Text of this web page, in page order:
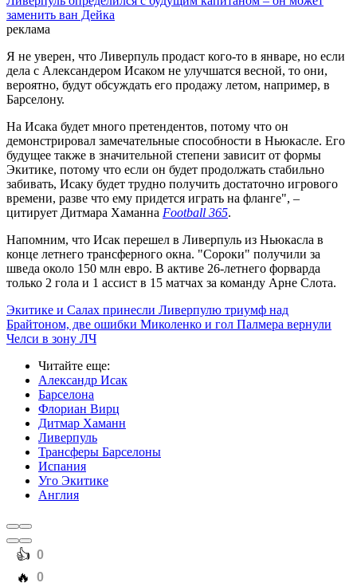
заменить ван Дейка
реклама
Я не уверен, что Ливерпуль продаст кого-то в январе, но если
дела с Александером Исаком не улучшатся весной, то они,
вероятно, будут обсуждать его продажу летом, например, в
Барселону.
На Исака будет много претендентов, потому что он
демонстрировал замечательные способности в Ньюкасле. Его
будущее также в значительной степени зависит от формы
Экитике, потому что если он будет продолжать стабильно
забивать, Исаку будет трудно получить достаточно игрового
времени, разве что ему придется играть на фланге", –
цитирует Дитмара Хаманна Football 365.
Напомним, что Исак перешел в Ливерпуль из Ньюкасла в
конце летнего трансферного окна. "Сороки" получили за
шведа около 150 млн евро. В активе 26-летнего форварда
только 2 гола и 1 ассист в 15 матчах за команду Арне Слота.
Экитике и Салах принесли Ливерпулю триумф над
Брайтоном, две ошибки Миколенко и гол Палмера вернули
Челси в зону ЛЧ
Читайте еще:
Александр Исак
Барселона
Флориан Вирц
Дитмар Хаманн
Ливерпуль
Трансферы Барселоны
Испания
Уго Экитике
Англия
️👍 0
️🔥 0